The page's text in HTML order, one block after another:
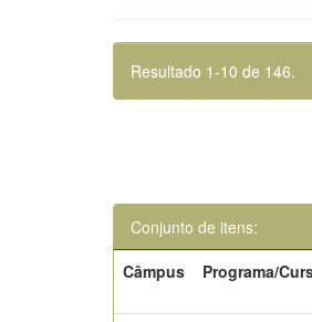
Resultado 1-10 de 146.
Conjunto de itens:
Câmpus
Programa/